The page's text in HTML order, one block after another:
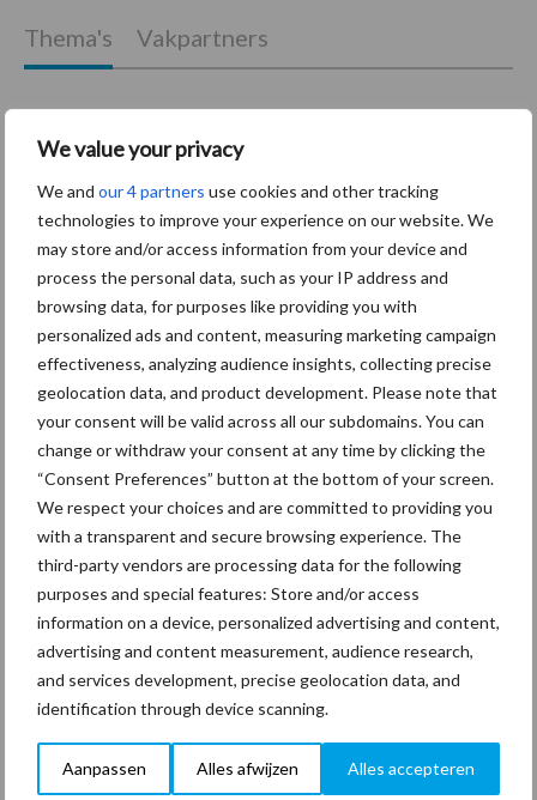
We value your privacy
We and our 4 partners use cookies and other tracking
technologies to improve your experience on our website. We
may store and/or access information from your device and
process the personal data, such as your IP address and
browsing data, for purposes like providing you with
personalized ads and content, measuring marketing campaign
effectiveness, analyzing audience insights, collecting precise
geolocation data, and product development. Please note that
your consent will be valid across all our subdomains. You can
change or withdraw your consent at any time by clicking the
“Consent Preferences” button at the bottom of your screen.
We respect your choices and are committed to providing you
with a transparent and secure browsing experience. The
third-party vendors are processing data for the following
purposes and special features: Store and/or access
information on a device, personalized advertising and content,
advertising and content measurement, audience research,
and services development, precise geolocation data, and
identification through device scanning.
Aanpassen Alles afwijzen Alles accepteren
Primaire
Sidebar
Recent nieuws Partner nieuws
30 dec
Hervorming flexibele
arbeidscontracten kent mitsen en
maren
29 dec
Freddy van de Ridder Cleaners:
“Glazenwassen zit in m’n bloed,
maar innoveren is mijn toekomst”
Friendship Sports Centre maakt
vrienden voor het leven
Thema's Vakpartners
Coronavirus UVC
Toon meer